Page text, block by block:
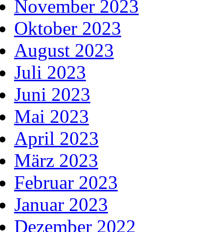
November 2023
Oktober 2023
August 2023
Juli 2023
Juni 2023
Mai 2023
April 2023
März 2023
Februar 2023
Januar 2023
Dezember 2022